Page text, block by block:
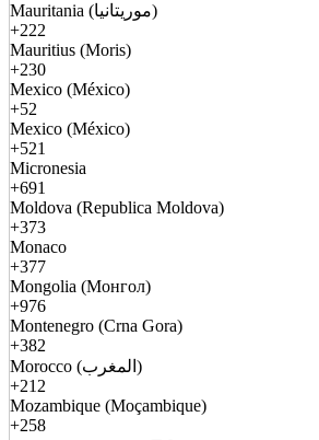
Mauritania (موريتانيا)
+222
Mauritius (Moris)
+230
Mexico (México)
+52
Mexico (México)
+521
Micronesia
+691
Moldova (Republica Moldova)
+373
Monaco
+377
Mongolia (Монгол)
+976
Montenegro (Crna Gora)
+382
Morocco (المغرب)
+212
Mozambique (Moçambique)
+258